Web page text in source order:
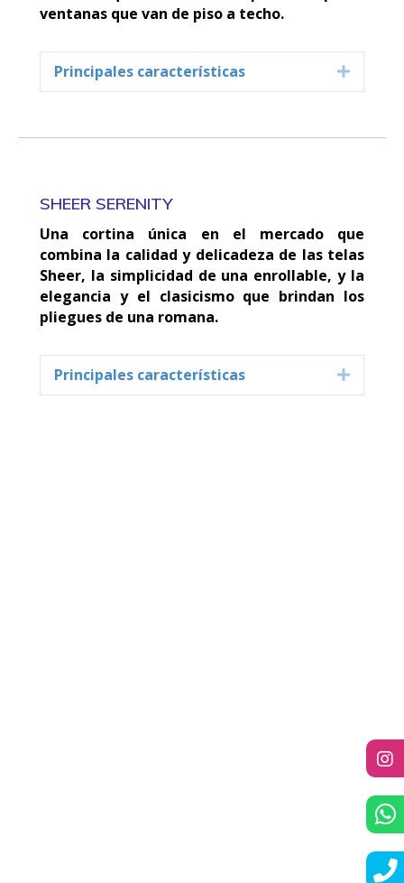
ventanas que van de piso a techo.
Principales características Expand
SHEER SERENITY
Una cortina única en el mercado que
combina la calidad y delicadeza de las telas
Sheer, la simplicidad de una enrollable, y la
elegancia y el clasicismo que brindan los
pliegues de una romana.
Principales características Expand